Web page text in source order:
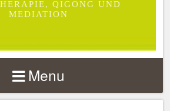
QIGONG UND
MEDIATION
Menu